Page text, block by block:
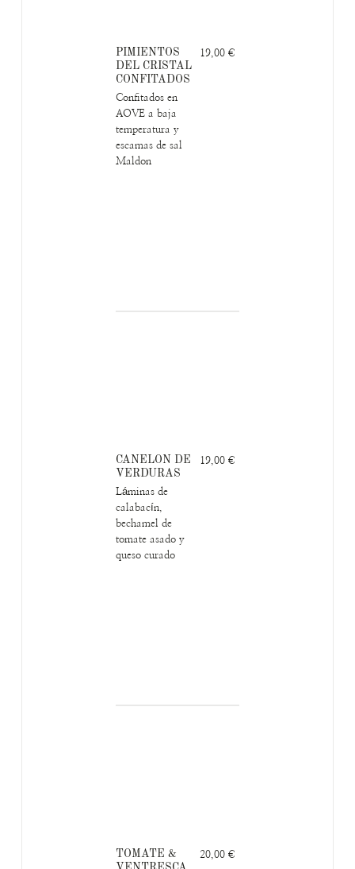
PIMIENTOS
DEL CRISTAL
CONFITADOS
Confitados en
AOVE a baja
temperatura y
escamas de sal
Maldon
19,00 €
CANELON DE
VERDURAS
Láminas de
calabacín,
bechamel de
tomate asado y
queso curado
19,00 €
TOMATE &
20,00 €